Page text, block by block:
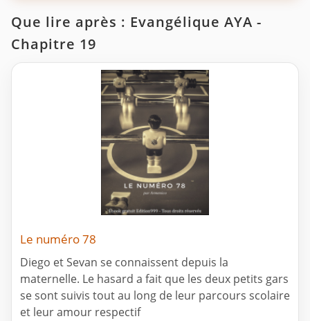
Que lire après : Evangélique AYA -
Chapitre 19
Le numéro 78
Diego et Sevan se connaissent depuis la
maternelle. Le hasard a fait que les deux petits gars
se sont suivis tout au long de leur parcours scolaire
et leur amour respectif